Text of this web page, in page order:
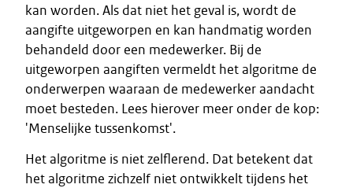
kan worden. Als dat niet het geval is, wordt de
aangifte uitgeworpen en kan handmatig worden
behandeld door een medewerker. Bij de
uitgeworpen aangiften vermeldt het algoritme de
onderwerpen waaraan de medewerker aandacht
moet besteden. Lees hierover meer onder de kop:
'Menselijke tussenkomst'.
Het algoritme is niet zelflerend. Dat betekent dat
het algoritme zichzelf niet ontwikkelt tijdens het